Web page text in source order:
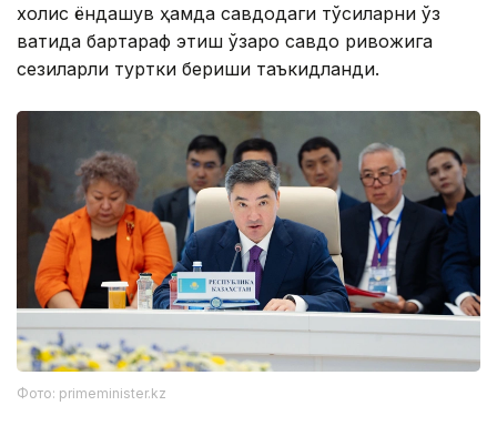
холис ёндашув ҳамда савдодаги тўсиқларни ўз
вақтида бартараф этиш ўзаро савдо ривожига
сезиларли туртки бериши таъкидланди.
Фото: primeminister.kz